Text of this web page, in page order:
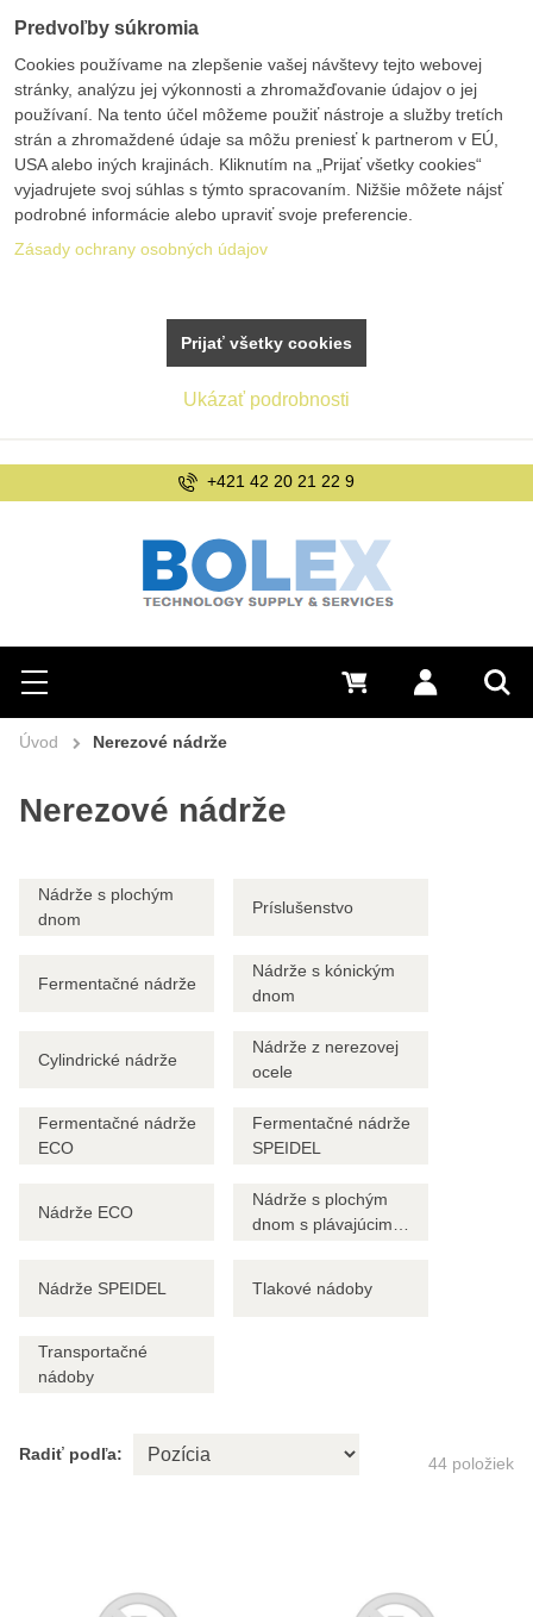
Hľadať
Menu Prihlásiť sa
0 €
+421 42 20 21 22 9
Úvod Nerezové nádrže
Nerezové nádrže
Nádrže s plochým
dnom
Príslušenstvo
Fermentačné nádrže
Nádrže s kónickým
dnom
Cylindrické nádrže
Nádrže z nerezovej
ocele
Fermentačné nádrže
ECO
Fermentačné nádrže
SPEIDEL
Nádrže ECO
Nádrže s plochým
dnom s plávajúcim
Nádrže SPEIDEL Tlakové nádoby
Transportačné
nádoby
Radiť podľa: 44 položiek
Predvoľby súkromia
Cookies používame na zlepšenie vašej návštevy tejto webovej
stránky, analýzu jej výkonnosti a zhromažďovanie údajov o jej
používaní. Na tento účel môžeme použiť nástroje a služby tretích
strán a zhromaždené údaje sa môžu preniesť k partnerom v EÚ,
USA alebo iných krajinách. Kliknutím na „Prijať všetky cookies“
vyjadrujete svoj súhlas s týmto spracovaním. Nižšie môžete nájsť
podrobné informácie alebo upraviť svoje preferencie.
Zásady ochrany osobných údajov
Ukázať podrobnosti
Prijať všetky cookies